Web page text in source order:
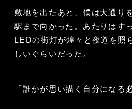
敷地を出たあと、僕は大通り
駅まで向かった。あたりはす
LEDの街灯が煌々と夜道を照
しいぐらいだった。
「誰かが思い描く自分になる